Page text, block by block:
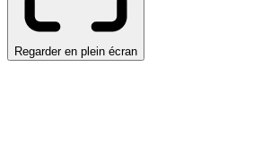
Regarder en plein écran